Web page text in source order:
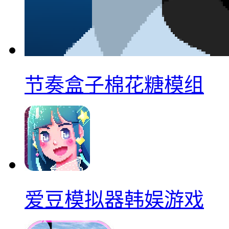
节奏盒子棉花糖模组
爱豆模拟器韩娱游戏